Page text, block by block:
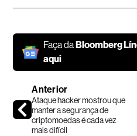
Faça daBloomberg
aqui
Anterior
Ataque hacker mostrou que
manter a segurança de
criptomoedas é cada vez
mais difícil